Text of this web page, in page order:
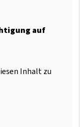
auf
Inhalt zu